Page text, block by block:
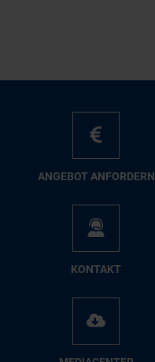
AN­GE­BOT AN­FOR­DERN
KON­TAKT